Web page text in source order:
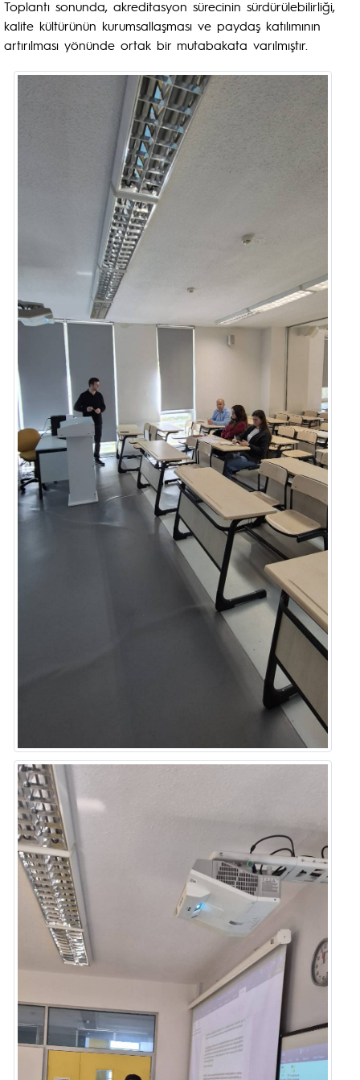
Toplantı sonunda, akreditasyon sürecinin sürdürülebilirliği,
kalite kültürünün kurumsallaşması ve paydaş katılımının
artırılması yönünde ortak bir mutabakata varılmıştır.